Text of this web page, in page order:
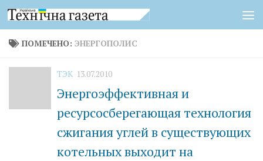
Перейти к содержимому
ПОМЕЧЕНО: ЭНЕРГОПОЛИС
ТЭК 13.07.2010
Энергоэффективная и
ресурсосберегающая технология
сжигания углей в существующих
котельных выходит на